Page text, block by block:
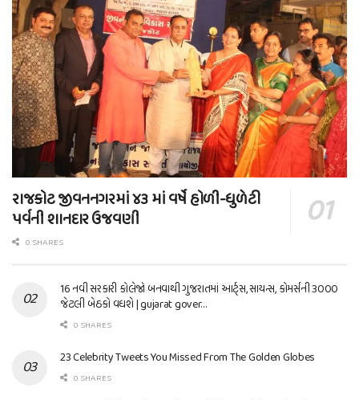
રાજકોટ જીવનનગરમાં ૪૩ માં વર્ષે હોળી-ધુળેટી
પર્વની શાનદાર ઉજવણી
0 SHARES
16 નવી સરકારી કોલેજો બનવાથી ગુજરાતમાં આર્ટ્સ, સાયન્સ, કોમર્સની 3000
જેટલી બેઠકો વધશે | gujarat gover…
0 SHARES
23 Celebrity Tweets You Missed From The Golden Globes
0 SHARES